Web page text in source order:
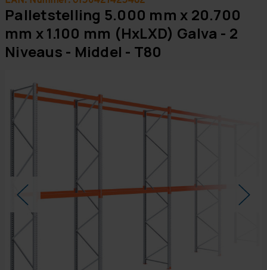
Palletstelling 5.000 mm x 20.700
mm x 1.100 mm (HxLXD) Galva - 2
Niveaus - Middel - T80